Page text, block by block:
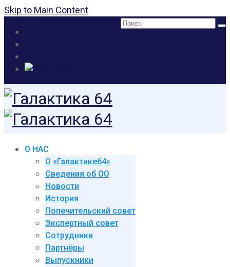
Skip to Main Content
Поиск:
О НАС
О «Галактике64»
Сведения об ОО
Новости
История
Попечительский совет
Экспертный совет
Сотрудники
Партнёры
Выпускники